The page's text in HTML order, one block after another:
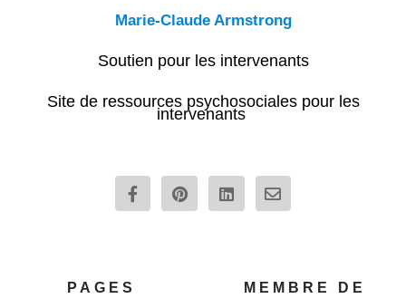
Marie-Claude Armstrong
Soutien pour les intervenants
Site de ressources psychosociales pour les
intervenants
F
a
c
P
i
n
L
i
n
E
n
v
p
e
PAGES MEMBRE DE